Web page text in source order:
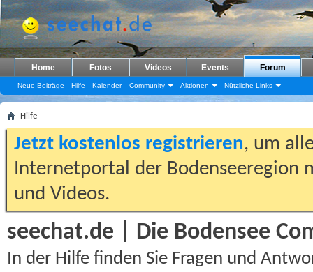
Home Fotos Videos Events Forum
Neue Beiträge Hilfe Kalender Community Aktionen Nützliche Links
Hilfe
Jetzt kostenlos registrieren, um
Internetportal der Bodenseeregion
und Videos.
seechat.de | Die Bodensee
In der Hilfe finden Sie Fragen und